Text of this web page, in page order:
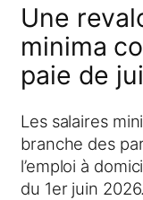
Une
minima
paie de
Les salaires
branche des
l’emploi à
du 1er juin 2026.